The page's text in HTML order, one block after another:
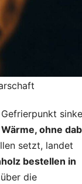
ohne
setzt, landet
bestellen in
die
durch
Täler –